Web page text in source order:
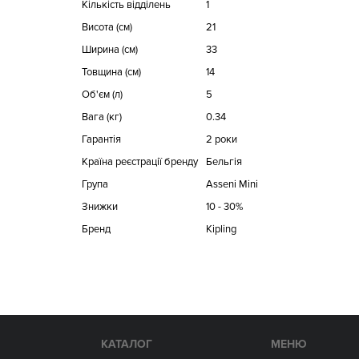
Кількість відділень
1
Висота (см)
21
Ширина (см)
33
Товщина (см)
14
Об'єм (л)
5
Вага (кг)
0.34
Гарантія
2 роки
Країна реєстрації бренду
Бельгія
Група
Asseni Mini
Знижки
10 - 30%
Бренд
Kipling
КАТАЛОГ МЕНЮ